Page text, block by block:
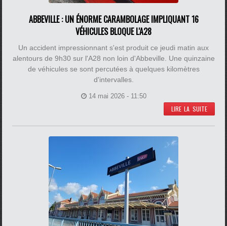
ABBEVILLE : UN ÉNORME CARAMBOLAGE IMPLIQUANT 16
VÉHICULES BLOQUE L'A28
Un accident impressionnant s'est produit ce jeudi matin aux
alentours de 9h30 sur l'A28 non loin d'Abbeville. Une quinzaine
de véhicules se sont percutées à quelques kilomètres
d'intervalles.
14 mai 2026 - 11:50
LIRE LA SUITE